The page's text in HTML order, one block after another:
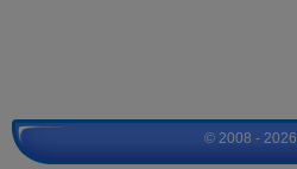
© 2008 - 2026